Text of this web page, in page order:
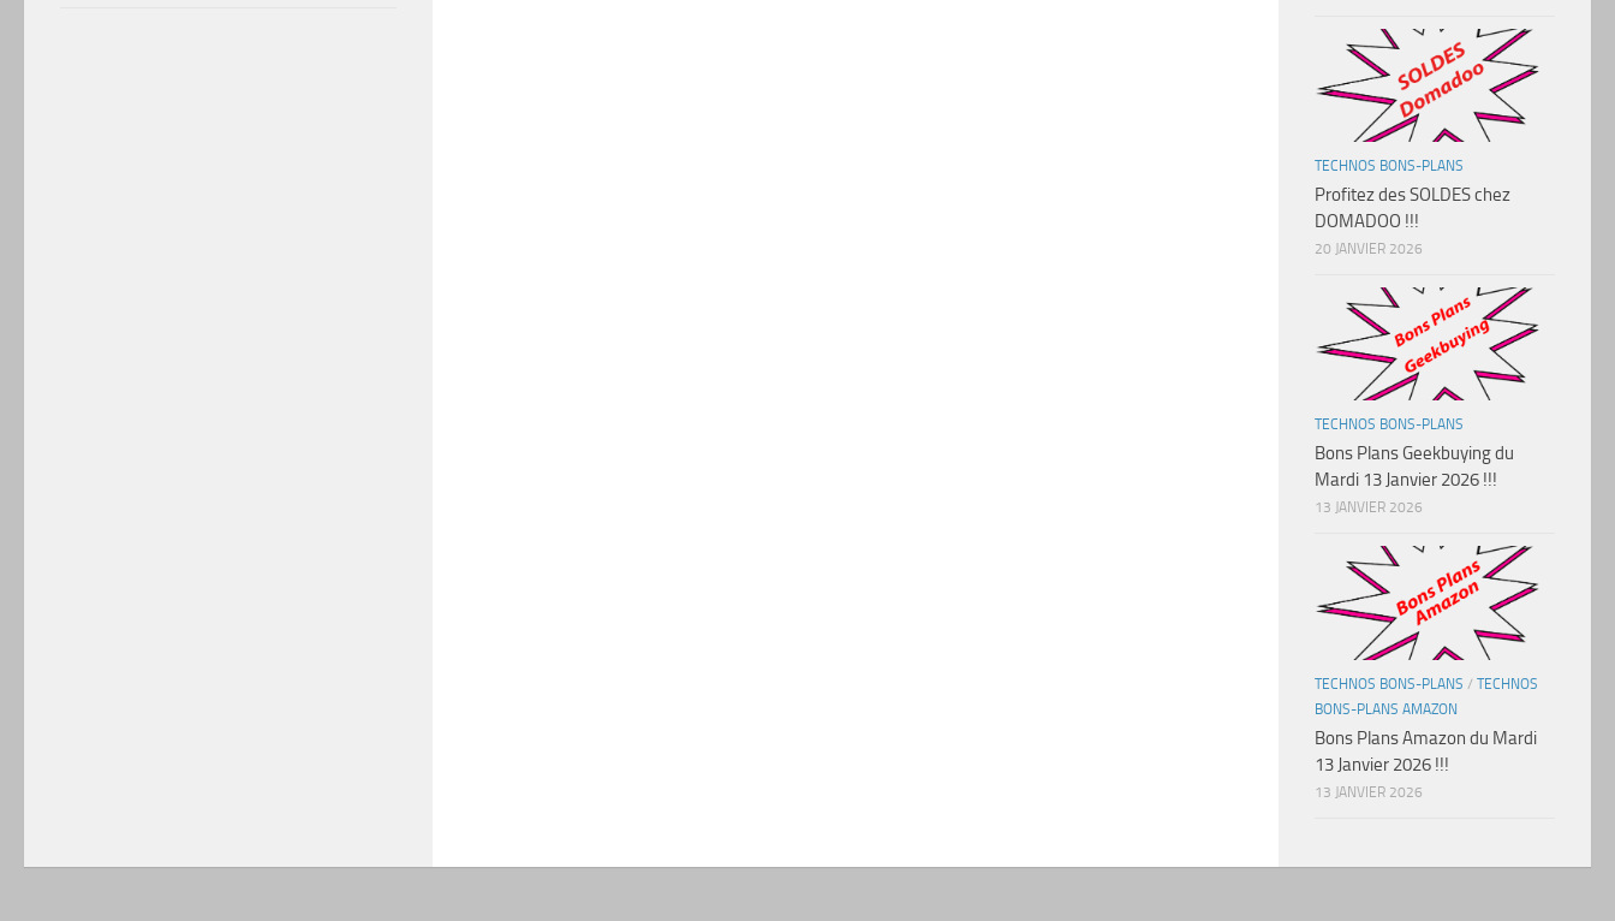
TECHNOS BONS-PLANS
Profitez des SOLDES chez
DOMADOO !!!
20 JANVIER 2026
TECHNOS BONS-PLANS
Bons Plans Geekbuying du
Mardi 13 Janvier 2026 !!!
13 JANVIER 2026
TECHNOS BONS-PLANS / TECHNOS
BONS-PLANS AMAZON
Bons Plans Amazon du Mardi
13 Janvier 2026 !!!
13 JANVIER 2026